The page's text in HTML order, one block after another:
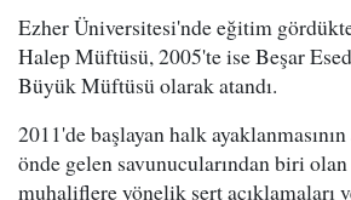
Ezher Üniversitesi'nde eğitim
Halep Müftüsü, 2005'te ise Beşar
Büyük Müftüsü olarak atandı.
2011'de başlayan halk
önde gelen savunucularından biri
muhaliflere yönelik sert açıklamaları